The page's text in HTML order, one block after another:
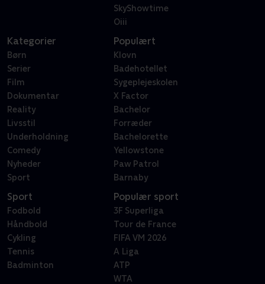
SkyShowtime
Oiii
Kategorier
Børn
Serier
Film
Dokumentar
Reality
Livsstil
Underholdning
Comedy
Nyheder
Sport
Populært
Klovn
Badehotellet
Sygeplejeskolen
X Factor
Bachelor
Forræder
Bachelorette
Yellowstone
Paw Patrol
Barnaby
Sport
Fodbold
Håndbold
Cykling
Tennis
Badminton
Populær sport
3F Superliga
Tour de France
FIFA VM 2026
A Liga
ATP
WTA